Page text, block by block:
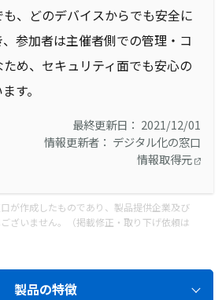
、どのデバイスからでも安全に
参加者は主催者側での管理・コ
め、セキュリティ面でも安心の
す。
最終更新日： 2021/12/01
情報更新者： デジタル化の窓口
情報取得元
が作成したものであり、製品提供企業及び
ざいません。（掲載修正・取り下げ依頼は
製品の特徴